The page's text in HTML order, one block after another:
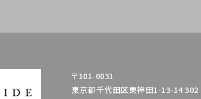
〒101-0031
東京都千代田区東神田1-13-14 302